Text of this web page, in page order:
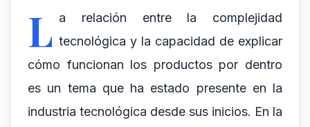
L a relación entre la complejidad
tecnológica y la capacidad de explicar
cómo funcionan los productos por dentro
es un tema que ha estado presente en la
industria tecnológica desde sus inicios. En la